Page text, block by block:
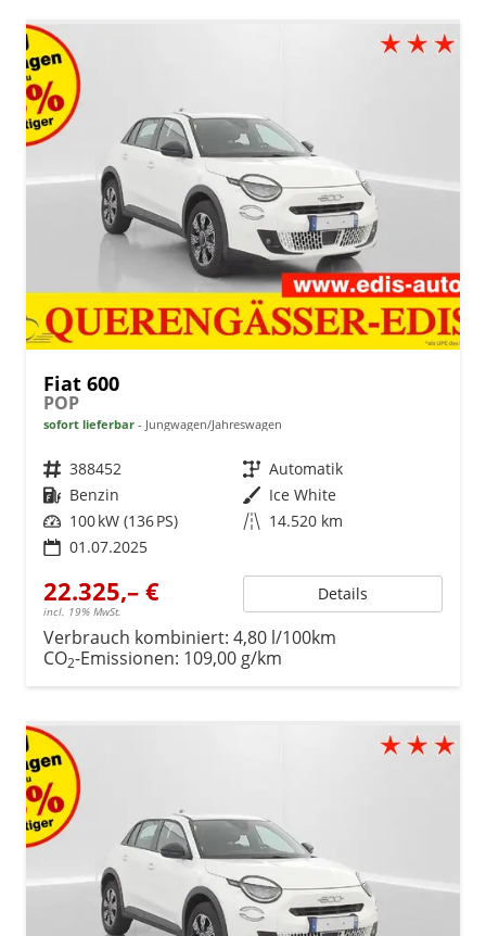
Fiat 600
POP
sofort lieferbar Jungwagen/Jahreswagen
Fahrzeugnr. 388452 Getriebe Automatik
Kraftstoff Benzin Außenfarbe Ice White
Leistung 100 kW (136 PS) Kilometerstand 14.520 km
01.07.2025
22.325,– €
incl. 19% MwSt.
Details
Verbrauch kombiniert: 4,80 l/100km
CO2-Emissionen: 109,00 g/km